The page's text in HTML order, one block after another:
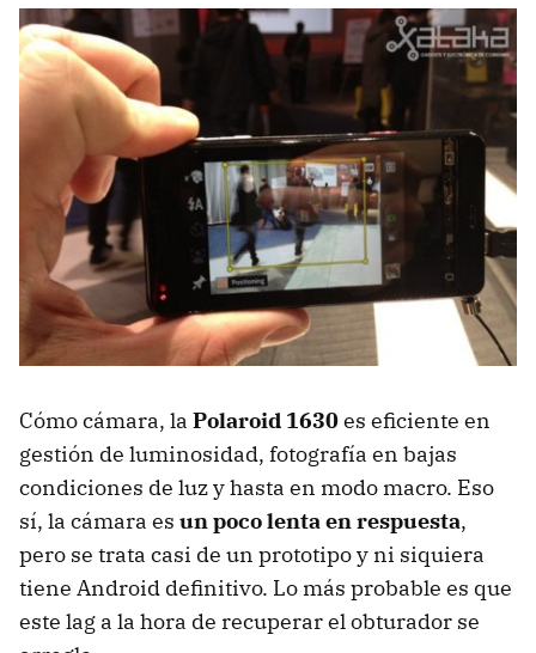
Cómo cámara, la Polaroid 1630es eficiente en
gestión de luminosidad, fotografía en bajas
condiciones de luz y hasta en modo macro. Eso
sí, la cámara es un poco lenta en respuesta,
pero se trata casi de un prototipo y ni siquiera
tiene Android definitivo. Lo más probable es que
este lag a la hora de recuperar el obturador se